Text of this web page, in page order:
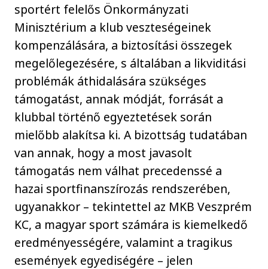
sportért felelős Önkormányzati
Minisztérium a klub veszteségeinek
kompenzálására, a biztosítási összegek
megelőlegezésére, s általában a likviditási
problémák áthidalására szükséges
támogatást, annak módját, forrását a
klubbal történő egyeztetések során
mielőbb alakítsa ki. A bizottság tudatában
van annak, hogy a most javasolt
támogatás nem válhat precedenssé a
hazai sportfinanszírozás rendszerében,
ugyanakkor – tekintettel az MKB Veszprém
KC, a magyar sport számára is kiemelkedő
eredményességére, valamint a tragikus
események egyediségére – jelen